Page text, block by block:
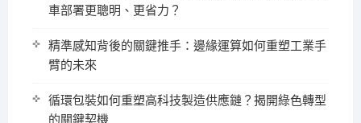
車部署更聰明、更省力？
精準感知背後的關鍵推手：邊緣運算如何重塑工業手
臂的未來
循環包裝如何重塑高科技製造供應鏈？揭開綠色轉型
的關鍵契機